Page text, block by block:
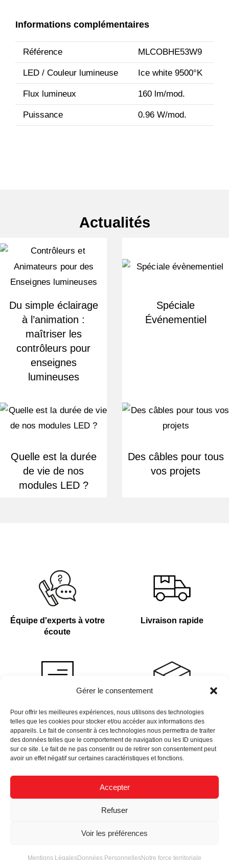
Gérer le consentement
Pour offrir les meilleures expériences, nous utilisons des technologies
telles que les cookies pour stocker et/ou accéder aux informations des
appareils. Le fait de consentir à ces technologies nous permettra de traiter
des données telles que le comportement de navigation ou les ID uniques
sur ce site. Le fait de ne pas consentir ou de retirer son consentement peut
avoir un effet négatif sur certaines caractéristiques et fonctions.
Accepter
Refuser
Voir les préférences
Mentions LégalesDonnées PersonnellesNotre force territoriale
Informations complémentaires
Référence MLCOBHE53W9
LED / Couleur lumineuse Ice white 9500°K
Flux lumineux 160 lm/mod.
Puissance 0.96 W/mod.
Actualités
Du simple éclairage
à l’animation :
maîtriser les
contrôleurs pour
enseignes
lumineuses
Spéciale
Événementiel
Quelle est la durée
de vie de nos
modules LED ?
Des câbles pour tous
vos projets
Équipe d'experts à votre
écoute
Livraison rapide
Devis sur demande
Plus de 4 000 références
en stock
Newsletter